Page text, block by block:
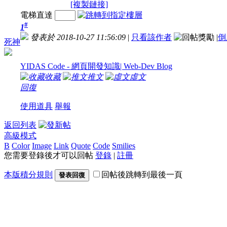
[複製鏈接]
死神
電梯直達
1#
發表於 2018-10-27 11:56:09 | 只看該作者 |
YIDAS Code - 網頁開發知識| Web-Dev Blog
收藏
推文
虛文
回復
使用道具 舉報
返回列表
高級模式
B Color Image Link Quote Code Smilies
您需要登錄後才可以回帖 登錄 | 註冊
本版積分規則 發表回復 回帖後跳轉到最後一頁